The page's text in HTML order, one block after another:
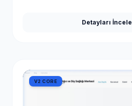
Detayları İncele
V2 CORE